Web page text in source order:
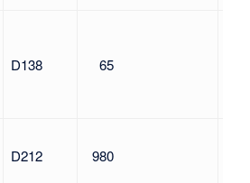
D138 65
D212 980